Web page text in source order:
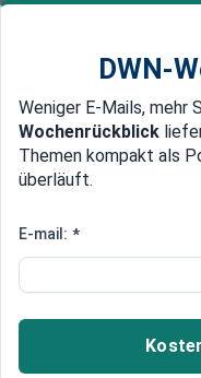
Newsticker MEIN
Edelmetalle
Keine Ratifizierung
Gegen die
platzen
Italien wird völlig
DWN-
Weniger E-Mails, mehr
Wochenrückblick
Themen kompakt als
überläuft.
E-mail: *